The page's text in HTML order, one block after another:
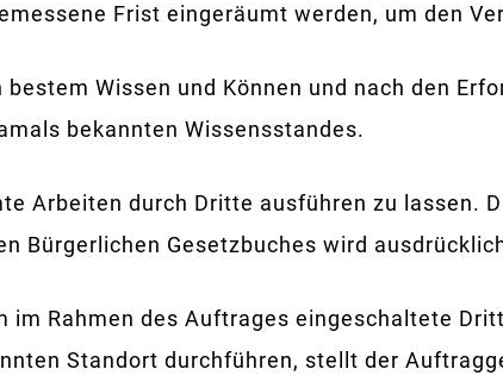
Frist eingeräumt werden, um den
Wissen und Können und nach den
bekannten Wissensstandes.
Arbeiten durch Dritte ausführen zu lassen.
Bürgerlichen Gesetzbuches wird
im Rahmen des Auftrages eingeschaltete
Standort durchführen, stellt der